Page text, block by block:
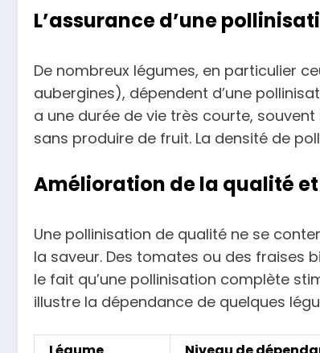
L’assurance d’une
De nombreux légumes, en particulier
aubergines), dépendent d’une
a une durée de vie très courte,
sans produire de fruit. La densité de
Amélioration de la qualité
Une pollinisation de qualité ne se
la saveur. Des tomates ou des fraises
le fait qu’une pollinisation complète
illustre la dépendance de quelques